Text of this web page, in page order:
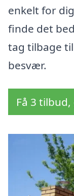
enkelt for
finde det
tag tilbage
besvær.
Få 3